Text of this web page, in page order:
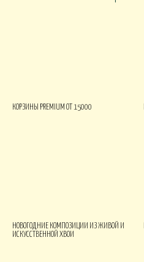
КОРЗИНЫ PREMIUM ОТ 15000
НОВОГОДНИЕ КОМПОЗИЦИИ ИЗ ЖИВОЙ И
ИСКУССТВЕННОЙ ХВОИ